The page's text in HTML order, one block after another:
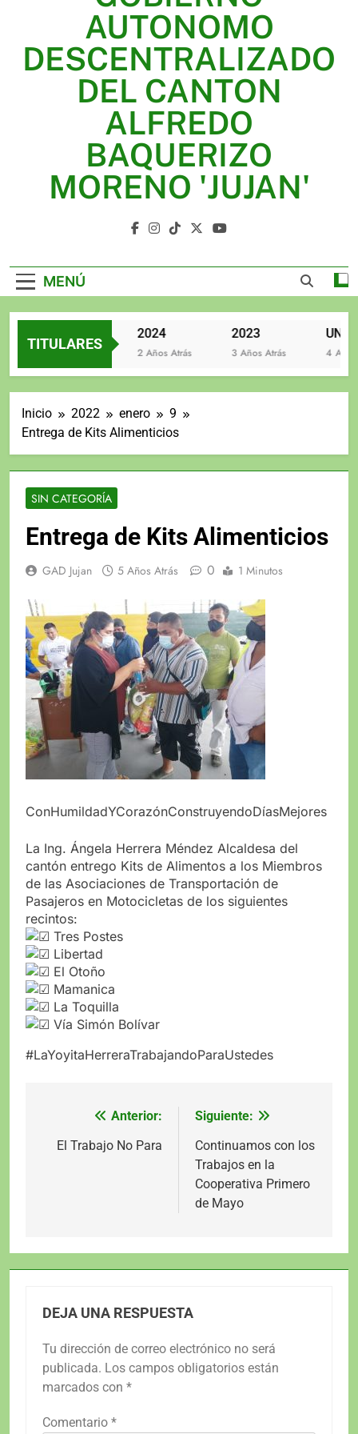
2024
2023
UNIDOS TRABAJANDO POR NUESTRO QUERIDO
JUJAN
AUTONOMO
DESCENTRALIZADO
DEL CANTON
ALFREDO
BAQUERIZO
MORENO 'JUJAN'
MENÚ
TITULARES
2 Años Atrás
2024
2 Años Atrás
2023
3 Años Atrás 4 Años
Inicio 2022 enero
9
Entrega de Kits Alimenticios
SIN CATEGORÍA
Entrega de Kits Alimenticios
GAD Jujan 5 Años Atrás 0 1 Minutos
ConHumildadYCorazónConstruyendoDíasMejores
La Ing. Ángela Herrera Méndez Alcaldesa del
cantón entrego Kits de Alimentos a los Miembros
de las Asociaciones de Transportación de
Pasajeros en Motocicletas de los siguientes
recintos:
Tres Postes
Libertad
El Otoño
Mamanica
La Toquilla
Vía Simón Bolívar
#LaYoyitaHerreraTrabajandoParaUstedes
Navegación
de
Anterior:
El Trabajo No Para
Siguiente:
Continuamos con los
Trabajos en la
Cooperativa Primero
de Mayo
DEJA UNA RESPUESTA
Tu dirección de correo electrónico no será
publicada. Los campos obligatorios están
marcados con *
Comentario *